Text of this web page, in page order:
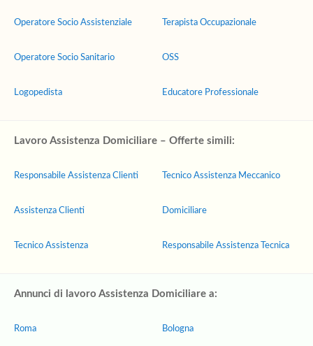
Operatore Socio Assistenziale
Operatore Socio Sanitario
Logopedista
Terapista Occupazionale
OSS
Educatore Professionale
Lavoro Assistenza Domiciliare – Offerte simili:
Responsabile Assistenza Clienti
Assistenza Clienti
Tecnico Assistenza
Tecnico Assistenza Meccanico
Domiciliare
Responsabile Assistenza Tecnica
Annunci di lavoro Assistenza Domiciliare a:
Roma Bologna